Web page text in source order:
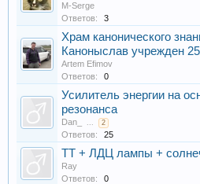
M-Serge
Ответов:
3
Храм канонического
Каноныслав учрежден
Artem Efimov
Ответов:
0
Усилитель энергии на
резонанса
Dan_ ... 2
Ответов: 25
ТТ + ЛДЦ лампы +
Ray
Ответов:
0